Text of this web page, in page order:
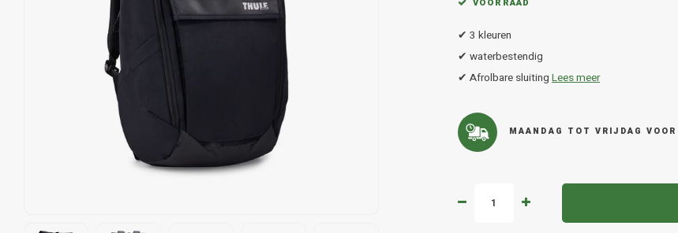
VOORRAAD
✔ 3 kleuren
✔ waterbestendig
✔ Afrolbare sluiting Lees meer
MAANDAG TOT VRIJDAG